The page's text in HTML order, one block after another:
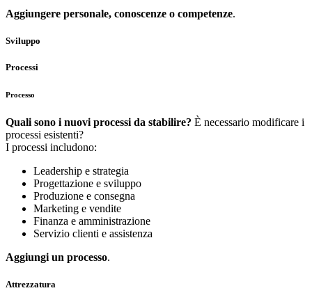
Aggiungere personale, conoscenze o competenze.
Sviluppo
Processi
Processo
Quali sono i nuovi processi da stabilire? È necessario modificare i
processi esistenti?
I processi includono:
Leadership e strategia
Progettazione e sviluppo
Produzione e consegna
Marketing e vendite
Finanza e amministrazione
Servizio clienti e assistenza
Aggiungi un processo.
Attrezzatura